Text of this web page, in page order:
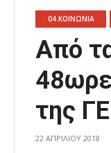
04.ΚΟΙΝΩΝΙΑ
Από
της
22 ΑΠΡΙΛΊΟΥ 2018